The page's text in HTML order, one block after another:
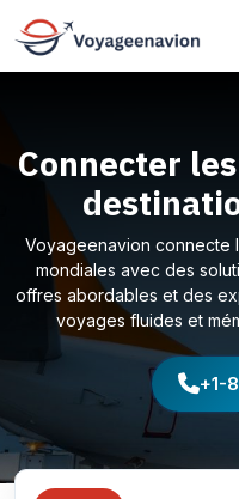
Connecter
Voyageenavion connecte
mondiales avec des
offres abordables et des
voyages fluides et
+1-